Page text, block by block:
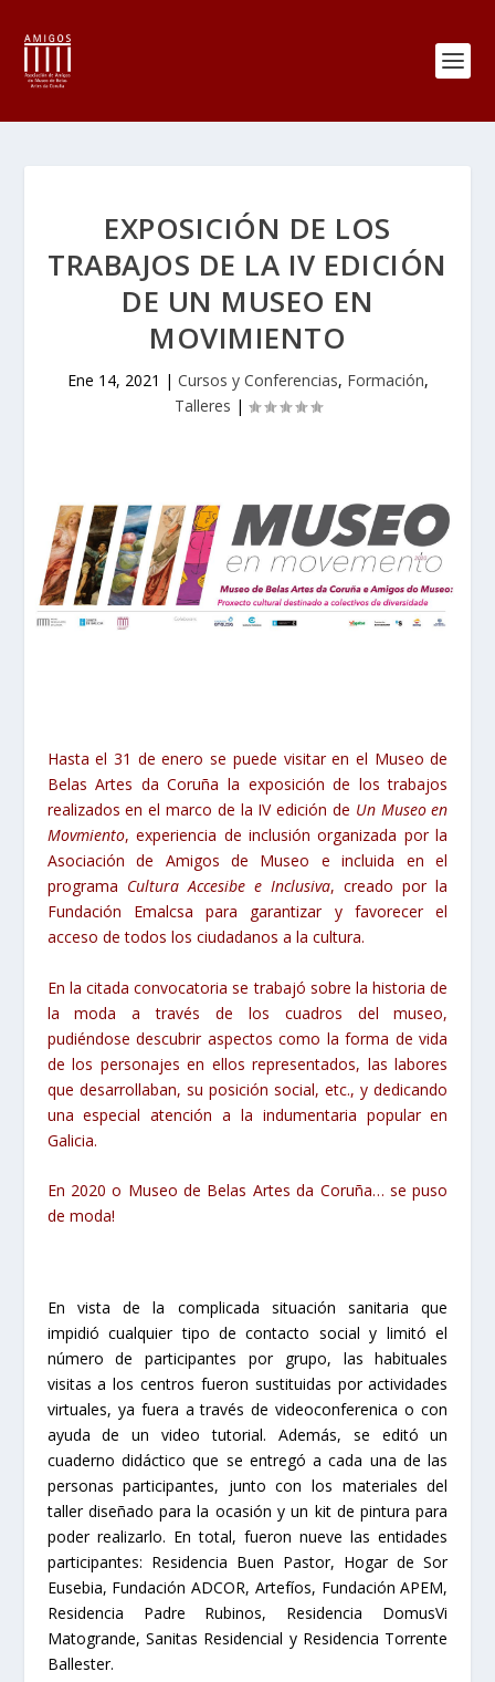
EXPOSICIÓN DE LOS
TRABAJOS DE LA IV EDICIÓN
DE UN MUSEO EN
MOVIMIENTO
Ene 14, 2021 | Cursos y Conferencias, Formación,
Talleres |
Hasta el 31 de enero se puede visitar en el Museo de
Belas Artes da Coruña la exposición de los trabajos
realizados en el marco de la IV edición de Un Museo en
Movmiento, experiencia de inclusión organizada por la
Asociación de Amigos de Museo e incluida en el
programa Cultura Accesibe e Inclusiva, creado por la
Fundación Emalcsa para garantizar y favorecer el
acceso de todos los ciudadanos a la cultura.
En la citada convocatoria se trabajó sobre la historia de
la moda a través de los cuadros del museo,
pudiéndose descubrir aspectos como la forma de vida
de los personajes en ellos representados, las labores
que desarrollaban, su posición social, etc., y dedicando
una especial atención a la indumentaria popular en
Galicia.
En 2020 o Museo de Belas Artes da Coruña… se puso
de moda!
En vista de la complicada situación sanitaria que
impidió cualquier tipo de contacto social y limitó el
número de participantes por grupo, las habituales
visitas a los centros fueron sustituidas por actividades
virtuales, ya fuera a través de videoconferenica o con
ayuda de un video tutorial. Además, se editó un
cuaderno didáctico que se entregó a cada una de las
personas participantes, junto con los materiales del
taller diseñado para la ocasión y un kit de pintura para
poder realizarlo. En total, fueron nueve las entidades
participantes: Residencia Buen Pastor, Hogar de Sor
Eusebia, Fundación ADCOR, Artefíos, Fundación APEM,
Residencia Padre Rubinos, Residencia DomusVi
Matogrande, Sanitas Residencial y Residencia Torrente
Ballester.